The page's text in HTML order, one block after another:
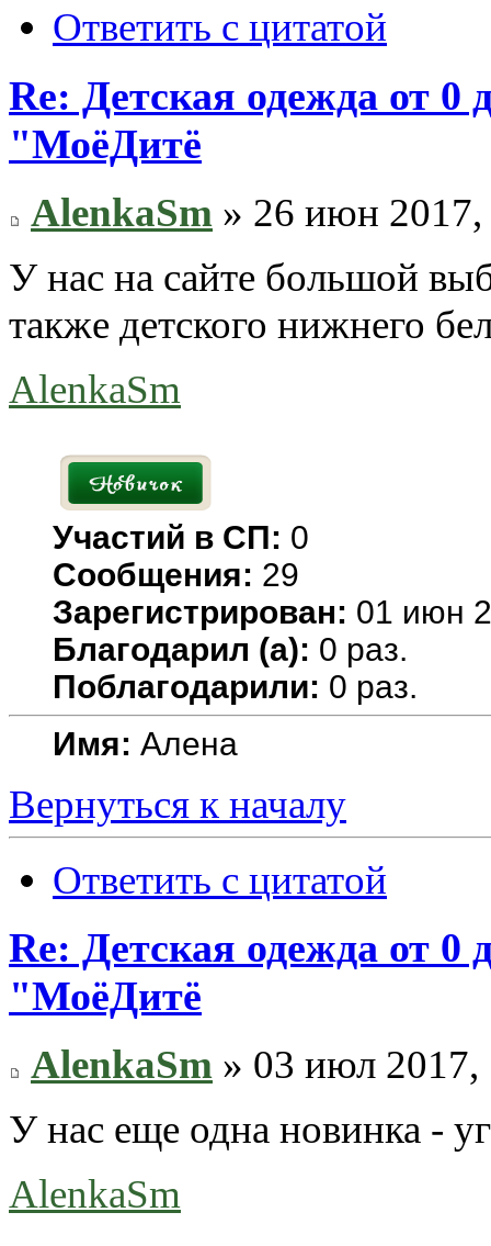
Ответить с цитатой
Re: Детская одежда от
"МоёДитё
AlenkaSm » 26 июн 2017,
У нас на сайте большой
также детского нижнего
AlenkaSm
Участий в СП: 0
Сообщения: 29
Зарегистрирован: 01 июн
Благодарил (а): 0 раз.
Поблагодарили: 0 раз.
Имя: Алена
Вернуться к началу
Ответить с цитатой
Re: Детская одежда от
"МоёДитё
AlenkaSm » 03 июл 2017,
У нас еще одна новинка -
AlenkaSm